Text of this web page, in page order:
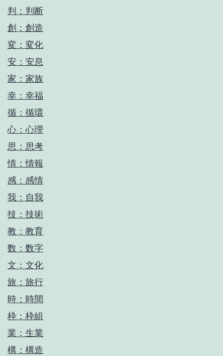
判：判断
創：創造
変：変化
安：安息
家：家族
幸：幸福
循：循環
心：心理
思：思考
情：情報
感：感情
我：自我
技：技術
教：教育
数：数字
文：文化
旅：旅行
時：時間
枠：枠組
業：生業
構：構造